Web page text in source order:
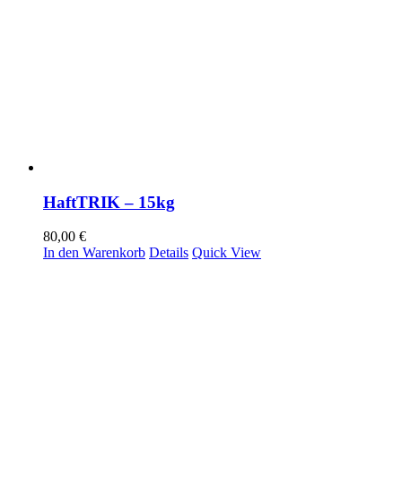
HaftTRIK – 15kg
80,00 €
In den Warenkorb Details Quick View